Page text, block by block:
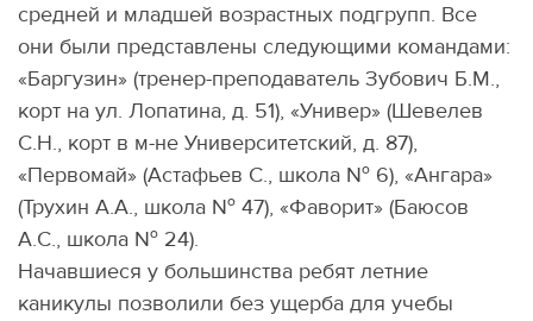
средней и младшей возрастных подгрупп. Все
они были представлены следующими командами:
«Баргузин» (тренер-преподаватель Зубович Б.М.,
корт на ул. Лопатина, д. 51), «Универ» (Шевелев
С.Н., корт в м-не Университетский, д. 87),
«Первомай» (Астафьев С., школа № 6), «Ангара»
(Трухин А.А., школа № 47), «Фаворит» (Баюсов
А.С., школа № 24).
Начавшиеся у большинства ребят летние
каникулы позволили без ущерба для учебы